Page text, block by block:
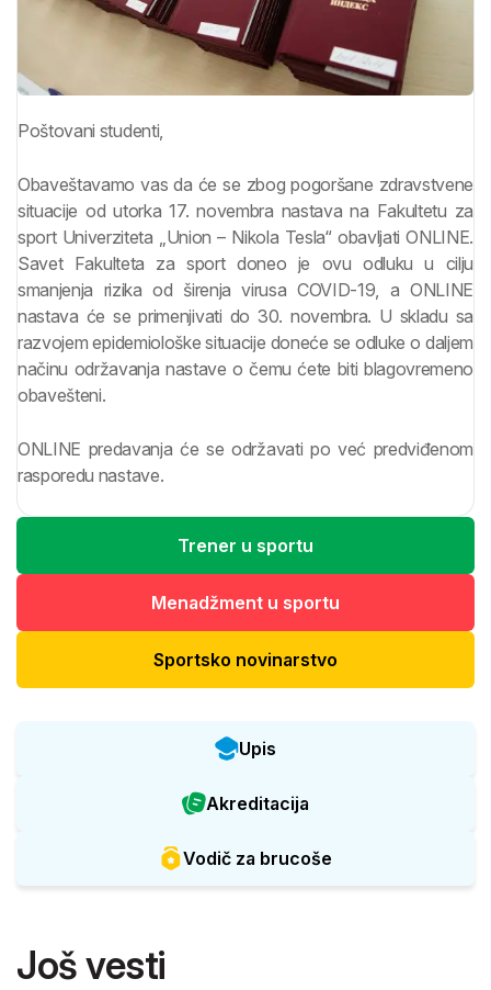
Poštovani studenti,
Obaveštavamo vas da će se zbog pogoršane zdravstvene
situacije od utorka 17. novembra nastava na Fakultetu za
sport Univerziteta „Union – Nikola Tesla“ obavljati ONLINE.
Savet Fakulteta za sport doneo je ovu odluku u cilju
smanjenja rizika od širenja virusa COVID-19, a ONLINE
nastava će se primenjivati do 30. novembra. U skladu sa
razvojem epidemiološke situacije doneće se odluke o daljem
načinu održavanja nastave o čemu ćete biti blagovremeno
obavešteni.
ONLINE predavanja će se održavati po već predviđenom
rasporedu nastave.
Trener u sportu
Menadžment u sportu
Sportsko novinarstvo
Upis
Akreditacija
Vodič za brucoše
Još vesti